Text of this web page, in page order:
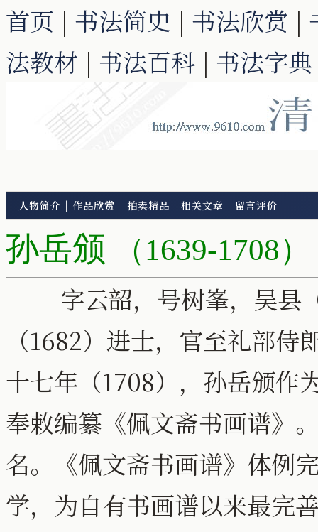
首页 | 书法简史 | 书法欣赏 |
法教材 | 书法百科 | 书法字典
人物简介 | 作品欣赏 | 拍卖精品 | 相关文章 | 留言评价
孙岳颁 （1639-1708）
字云韶，号树峯，吴县
（1682）进士，官至礼部
十七年（1708），孙岳颁作
奉敕编纂《佩文斋书画谱》
名。《佩文斋书画谱》体例
学，为自有书画谱以来最完